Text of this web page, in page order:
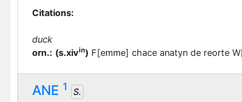
Citations:
duck
orn.: (s.xivin) F[emme] chace anatyn de reorte
ANE 1
S.